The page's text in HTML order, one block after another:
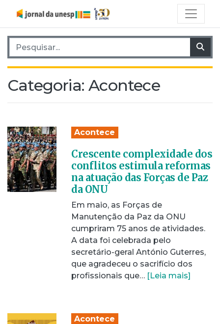
Pesquisar por:
Categoria:Acontece
Acontece
Crescente complexidade dos
conflitos estimula reformas
na atuação das Forças de Paz
da ONU
Em maio, as Forças de
Manutenção da Paz da ONU
cumpriram 75 anos de atividades.
A data foi celebrada pelo
secretário-geral António Guterres,
que agradeceu o sacrifício dos
profissionais que… [Leia mais]
Acontece